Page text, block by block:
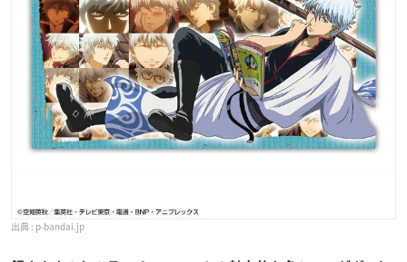
p-bandai.jp